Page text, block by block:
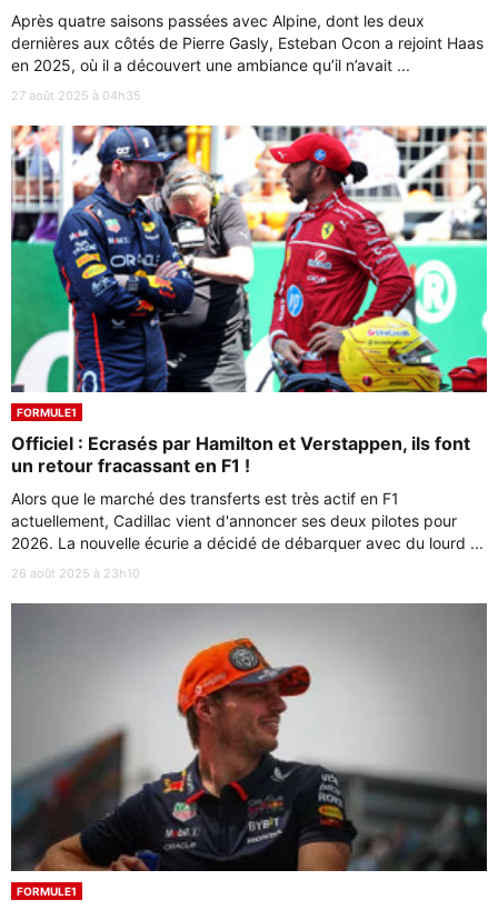
Après quatre saisons passées avec Alpine, dont les deux
dernières aux côtés de Pierre Gasly, Esteban Ocon a rejoint Haas
en 2025, où il a découvert une ambiance qu’il n’avait ...
27 août 2025 à 04h35
FORMULE1
Officiel : Ecrasés par Hamilton et Verstappen, ils font
un retour fracassant en F1 !
Alors que le marché des transferts est très actif en F1
actuellement, Cadillac vient d'annoncer ses deux pilotes pour
2026. La nouvelle écurie a décidé de débarquer avec du lourd ...
26 août 2025 à 23h10
FORMULE1